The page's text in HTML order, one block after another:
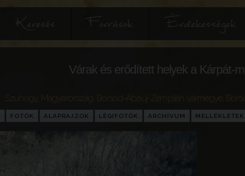
Keresés Források Érdekességek
Várak és erődített helyek a Kárpát-
Szuhogy Magyarország Borsod-Abaúj-Zemplén vármegye
FOTÓK ALAPRAJZOK LÉGIFOTÓK ARCHÍVUM MELLÉKLETEK